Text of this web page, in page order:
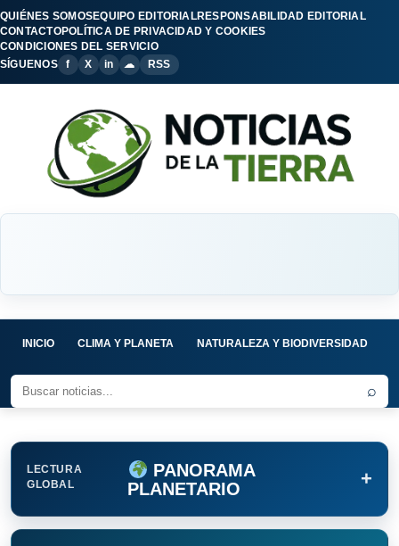
QUIÉNES SOMOSEQUIPO EDITORIALRESPONSABILIDAD EDITORIAL
CONTACTOPOLÍTICA DE PRIVACIDAD Y COOKIES
CONDICIONES DEL SERVICIO
SÍGUENOS
f X in ☁ RSS
INICIO CLIMA Y PLANETA NATURALEZA Y BIODIVERSIDAD
⌕
LECTURA
GLOBAL
PANORAMA
PLANETARIO
+